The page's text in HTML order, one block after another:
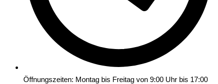
Öffnungszeiten: Montag bis Freitag von 9:00 Uhr bis 17:00